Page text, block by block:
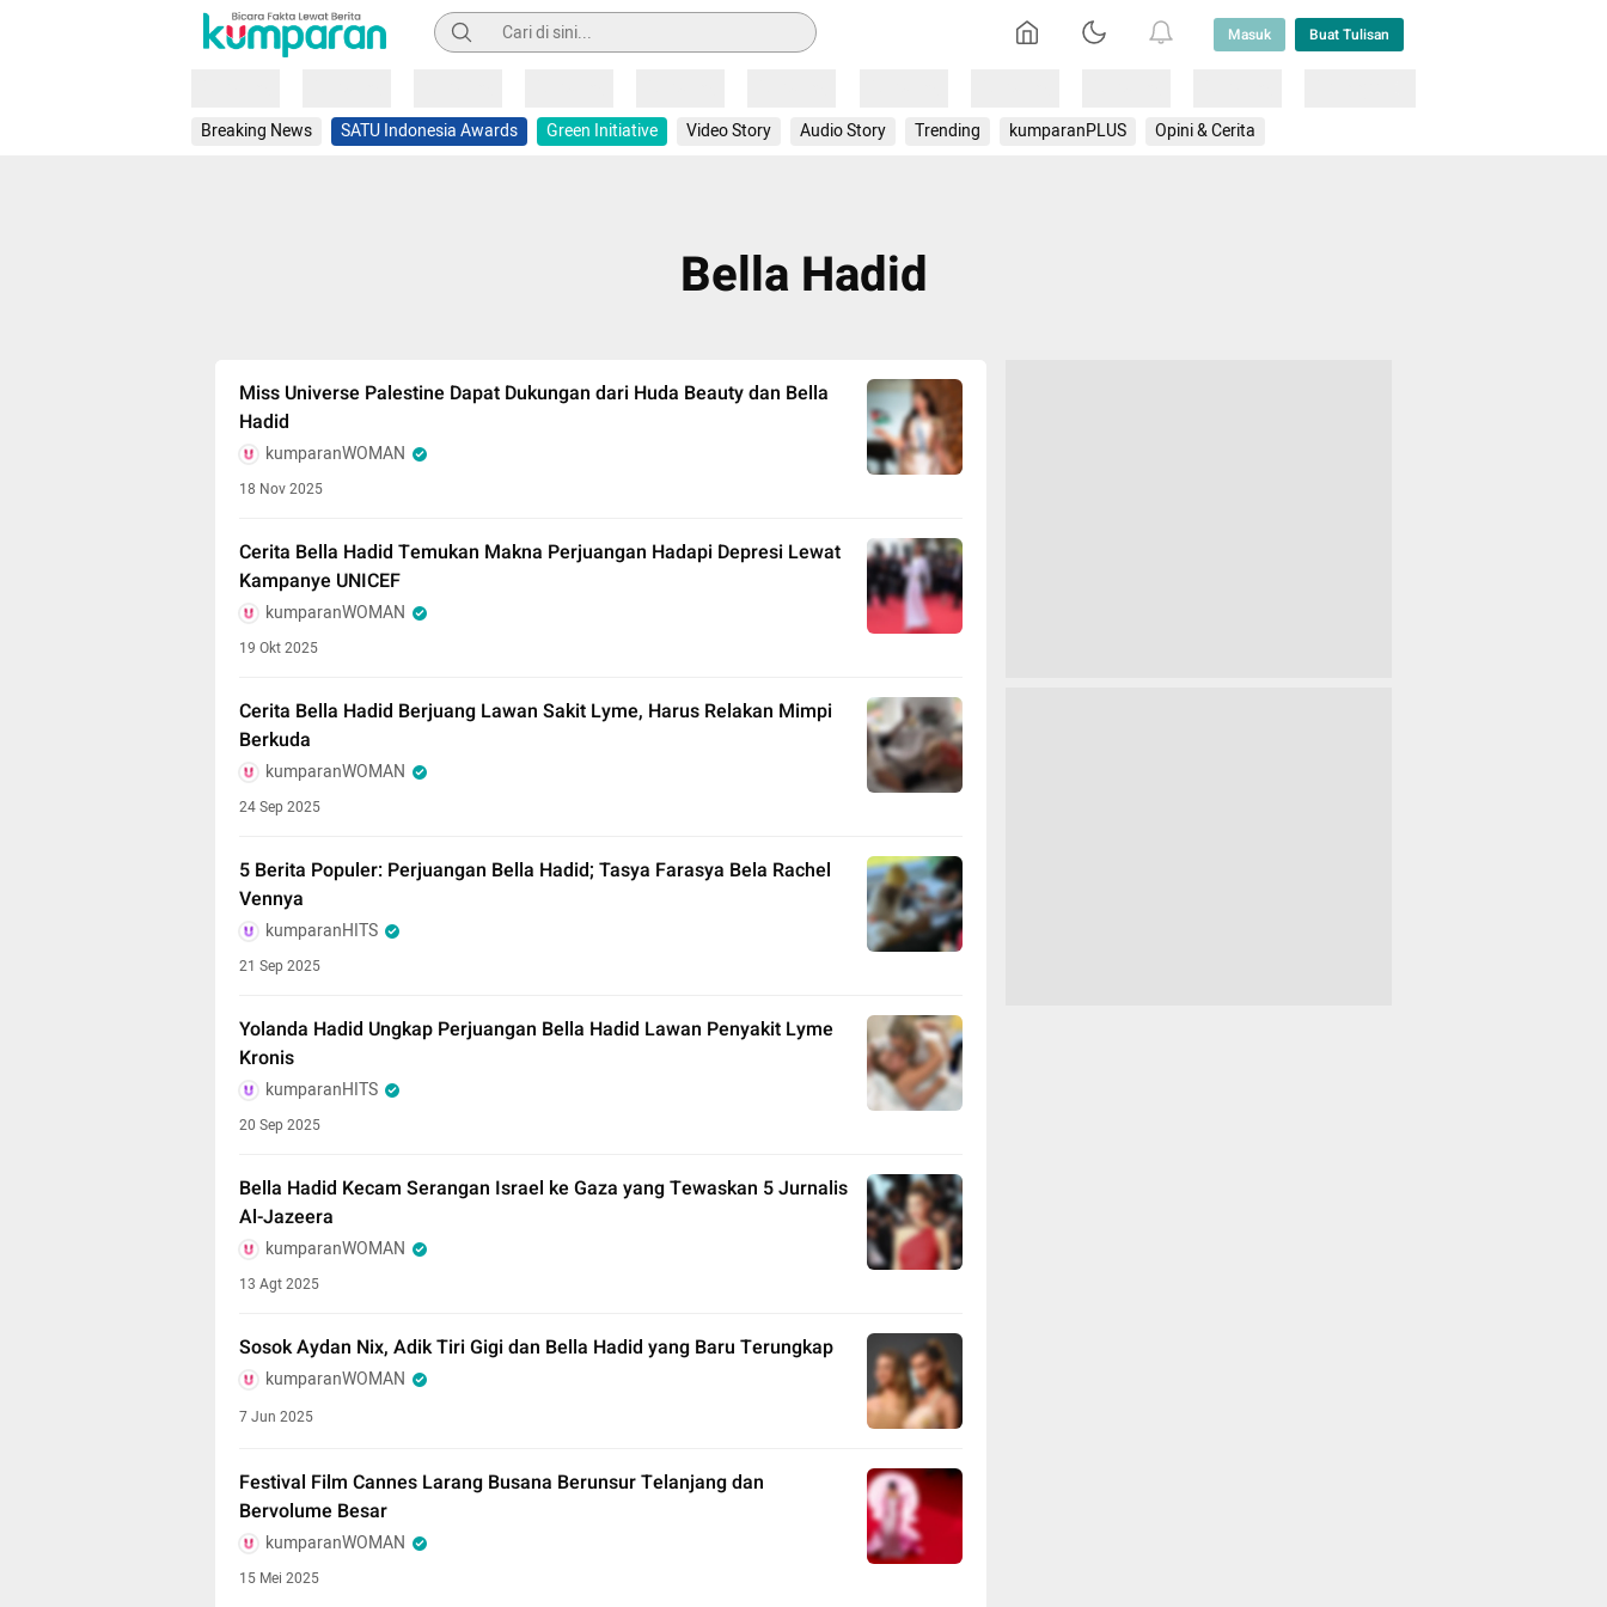
Pencarian Masuk Buat Tulisan
Breaking News SATU Indonesia Awards Green Initiative Video Story Audio Story Trending kumparanPLUS Opini & Cerita
Bella Hadid
Miss Universe Palestine Dapat Dukungan dari Huda Beauty dan Bella
Hadid
kumparanWOMAN
18 Nov 2025
Cerita Bella Hadid Temukan Makna Perjuangan Hadapi Depresi Lewat
Kampanye UNICEF
kumparanWOMAN
19 Okt 2025
Cerita Bella Hadid Berjuang Lawan Sakit Lyme, Harus Relakan Mimpi
Berkuda
kumparanWOMAN
24 Sep 2025
5 Berita Populer: Perjuangan Bella Hadid; Tasya Farasya Bela Rachel
Vennya
kumparanHITS
21 Sep 2025
Yolanda Hadid Ungkap Perjuangan Bella Hadid Lawan Penyakit Lyme
Kronis
kumparanHITS
20 Sep 2025
Bella Hadid Kecam Serangan Israel ke Gaza yang Tewaskan 5 Jurnalis
Al-Jazeera
kumparanWOMAN
13 Agt 2025
Sosok Aydan Nix, Adik Tiri Gigi dan Bella Hadid yang Baru Terungkap
kumparanWOMAN
7 Jun 2025
Festival Film Cannes Larang Busana Berunsur Telanjang dan
Bervolume Besar
kumparanWOMAN
15 Mei 2025